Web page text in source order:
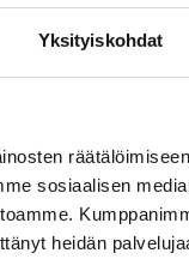
Yksityiskohdat
sosiaalisen
heidän